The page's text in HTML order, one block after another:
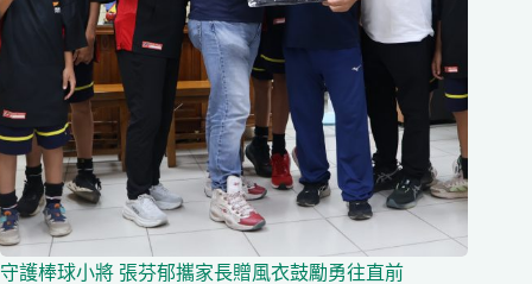
守護棒球小將 張芬郁攜家長贈風衣鼓勵勇往直前